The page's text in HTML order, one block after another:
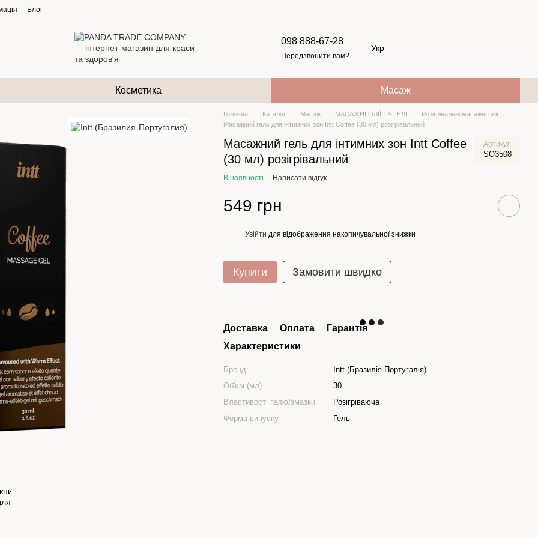
Блог
098 888-67-28
Передзвонити вам?
Укр
Косметика Масаж
Головна Каталог Масаж МАСАЖНІ ОЛІЇ ТА ГЕЛІ
Розігрівальні масажні олії
Масажний гель для інтимних зон Intt Coffee (30 мл) розігрівальний
Масажний гель для інтимних зон Intt Coffee
(30 мл) розігрівальний
Артикул
SO3508
В наявності Написати відгук
549 грн
Увійти для відображення накопичувальної знижки
Купити Замовити швидко
Доставка Оплата
Гарантія
Характеристики
Бренд
Intt (Бразилія-Португалія)
Об'єм (мл)
30
Властивості гелю/змазки
Розігріваюча
Форма випуску
Гель